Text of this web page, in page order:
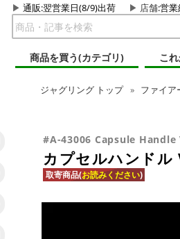
通販:翌営業日(8/9)出荷 店舗:営
商品を買う(カテゴリ)
こ
ジャグリング トップ ファイア
#A-43006 Capsule Handle
カプセルハンドル
取寄商品(お読みください)